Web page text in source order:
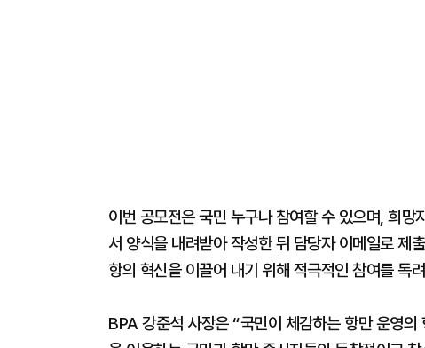
이번 공모전은 국민 누구나 참여할 수 있으며, 희
서 양식을 내려받아 작성한 뒤 담당자 이메일로 제
항의 혁신을 이끌어 내기 위해 적극적인 참여를 독
BPA 강준석 사장은 “국민이 체감하는 항만 운영